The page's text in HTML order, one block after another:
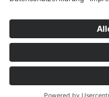
Telefax: 004961521873727
E-Mail: info@bsivertrieb.de